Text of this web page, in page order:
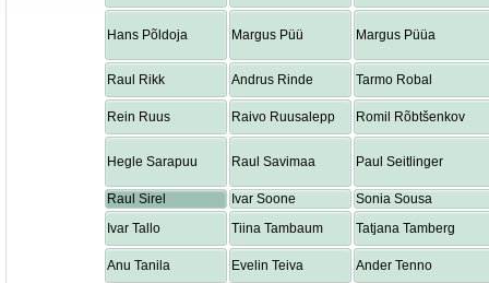
Hans Põldoja Margus Püü Margus Püüa
Raul Rikk Andrus Rinde Tarmo Robal
Rein Ruus Raivo Ruusalepp Romil Rõbtšenkov
Hegle Sarapuu Raul Savimaa Paul Seitlinger
Raul Sirel Ivar Soone
Sonia Sousa
Ivar Tallo
Tiina Tambaum Tatjana Tamberg
Anu Tanila Evelin Teiva
Ander Tenno